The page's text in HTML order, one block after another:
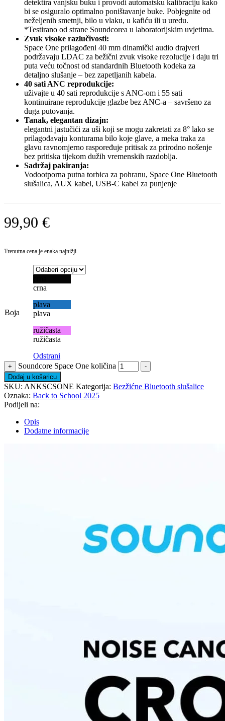
detektira vanjsku buku i provodi automatsku kalibraciju kako
bi se osiguralo optimalno poništavanje buke. Pobjegnite od
neželjenih smetnji, bilo u vlaku, u kafiću ili u uredu.
*Testirano od strane Soundcorea u laboratorijskim uvjetima.
Zvuk visoke razlučivosti:
Space One prilagođeni 40 mm dinamički audio drajveri
podržavaju LDAC za bežični zvuk visoke rezolucije i daju tri
puta veću točnost od standardnih Bluetooth kodeka za
detaljno slušanje – bez zapetljanih kabela.
40 sati ANC reprodukcije:
uživajte u 40 sati reprodukcije s ANC-om i 55 sati
kontinuirane reprodukcije glazbe bez ANC-a – savršeno za
duga putovanja.
Tanak, elegantan dizajn:
elegantni jastučići za uši koji se mogu zakretati za 8° lako se
prilagođavaju konturama bilo koje glave, a meka traka za
glavu ravnomjerno raspoređuje pritisak za prirodno nošenje
bez pritiska tijekom dužih vremenskih razdoblja.
Sadržaj pakiranja:
Vodootporna putna torbica za pohranu, Space One Bluetooth
slušalica, AUX kabel, USB-C kabel za punjenje
99,90 €
Trenutna cena je enaka najnižji.
Boja
crna
plava
plava
ružičasta
ružičasta
Odstrani
+ Soundcore Space One količina
-
Dodaj u košaricu
SKU: ANKSCSONE Kategorija: Bezžićne Bluetooth slušalice
Oznaka: Back to School 2025
Podijeli na:
Opis
Dodatne informacije